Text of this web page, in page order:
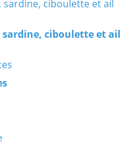
ciboulette et ail